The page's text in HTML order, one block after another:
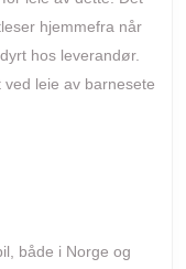
hjemmefra når
hos leverandør.
leie av barnesete
både i Norge og